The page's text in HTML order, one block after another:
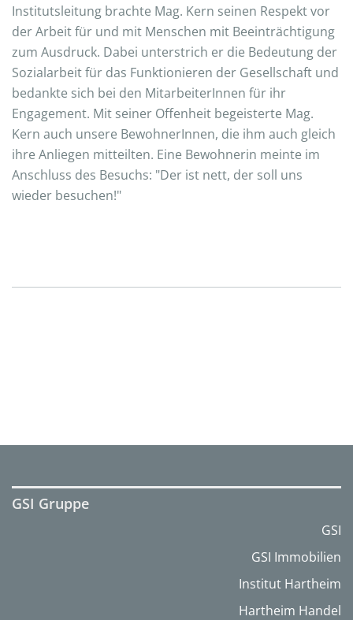
Institutsleitung brachte Mag. Kern seinen Respekt vor
der Arbeit für und mit Menschen mit Beeinträchtigung
zum Ausdruck. Dabei unterstrich er die Bedeutung der
Sozialarbeit für das Funktionieren der Gesellschaft und
bedankte sich bei den MitarbeiterInnen für ihr
Engagement. Mit seiner Offenheit begeisterte Mag.
Kern auch unsere BewohnerInnen, die ihm auch gleich
ihre Anliegen mitteilten. Eine Bewohnerin meinte im
Anschluss des Besuchs: "Der ist nett, der soll uns
wieder besuchen!"
GSI Gruppe
GSI
GSI Immobilien
Institut Hartheim
Hartheim Handel